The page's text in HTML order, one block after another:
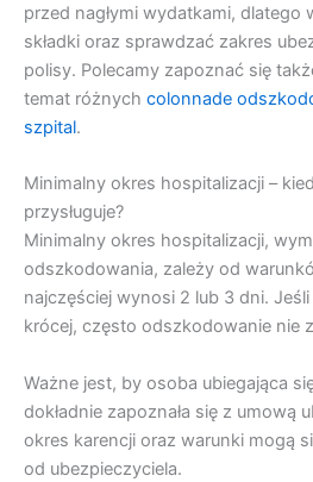
przed nagłymi wydatkami, dlatego
składki oraz sprawdzać zakres
polisy. Polecamy zapoznać się
temat różnych colonnade
szpital.
Minimalny okres hospitalizacji –
przysługuje?
Minimalny okres hospitalizacji,
odszkodowania, zależy od
najczęściej wynosi 2 lub 3 dni.
krócej, często odszkodowanie nie
Ważne jest, by osoba ubiegająca
dokładnie zapoznała się z umową
okres karencji oraz warunki mogą
od ubezpieczyciela.